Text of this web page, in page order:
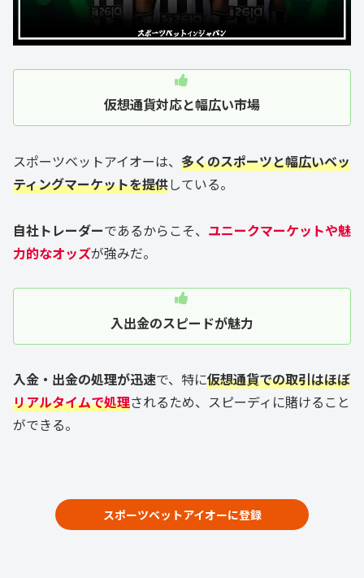
仮想通貨対応と幅広い市場
スポーツベットアイオーは、 多くのスポーツと幅広いベッ
ティングマーケットを提供している。
自社トレーダーであるからこそ、 ユニークマーケットや魅
力的なオッズが強みだ。
入出金のスピードが魅力
入金・出金の処理が迅速で、特に仮想通貨での取引はほぼ
リアルタイムで処理されるため、スピーディに賭けること
ができる。
スポーツベットアイオーに登録